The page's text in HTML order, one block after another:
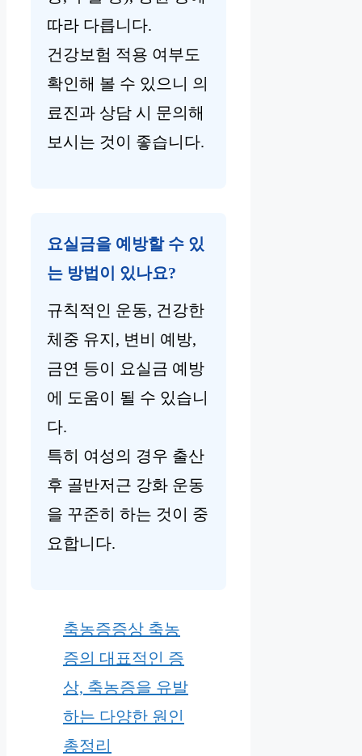
따라 다릅니다.
건강보험 적용 여부도
확인해 볼 수 있으니 의
료진과 상담 시 문의해
보시는 것이 좋습니다.
요실금을 예방할 수 있
는 방법이 있나요?
규칙적인 운동, 건강한
체중 유지, 변비 예방,
금연 등이 요실금 예방
에 도움이 될 수 있습니
다.
특히 여성의 경우 출산
후 골반저근 강화 운동
을 꾸준히 하는 것이 중
요합니다.
축농증증상 축농
증의 대표적인 증
상, 축농증을 유발
하는 다양한 원인
총정리